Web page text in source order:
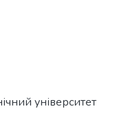
університет